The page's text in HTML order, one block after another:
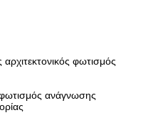
φωτισμός
ανάγνωσης